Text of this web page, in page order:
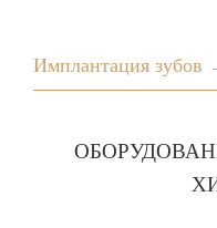
Имплантация зубов